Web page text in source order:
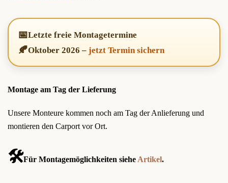
📅Letzte freie Montagetermine
🍂Oktober 2026 – jetzt Termin sichern
Montage am Tag der Lieferung
Unsere Monteure kommen noch am Tag der Anlieferung und
montieren den Carport vor Ort.
🛠️Für Montagemöglichkeiten siehe Artikel.